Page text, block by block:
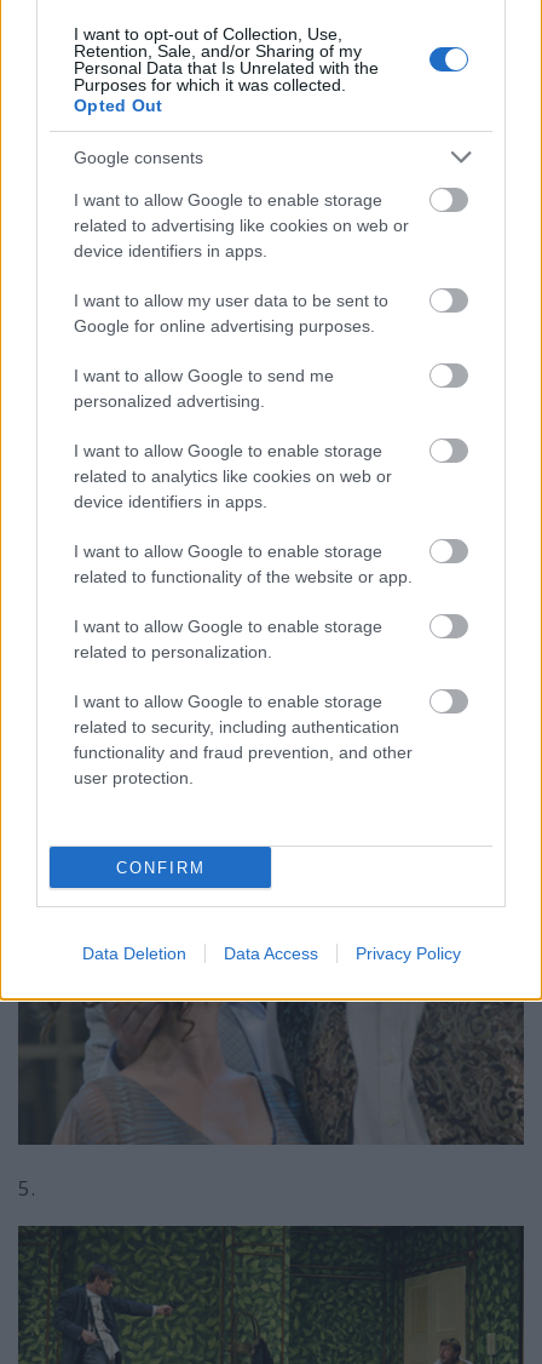
I want to opt-out of Collection, Use,
Retention, Sale, and/or Sharing of my
Personal Data that Is Unrelated with the
Purposes for which it was collected.
Opted Out
Google consents
I want to allow Google to enable storage
related to advertising like cookies on web or
device identifiers in apps.
I want to allow my user data to be sent to
Google for online advertising purposes.
I want to allow Google to send me
personalized advertising.
I want to allow Google to enable storage
related to analytics like cookies on web or
device identifiers in apps.
I want to allow Google to enable storage
related to functionality of the website or app.
I want to allow Google to enable storage
related to personalization.
I want to allow Google to enable storage
related to security, including authentication
functionality and fraud prevention, and other
user protection.
CONFIRM
Data Deletion Data Access Privacy Policy
5.